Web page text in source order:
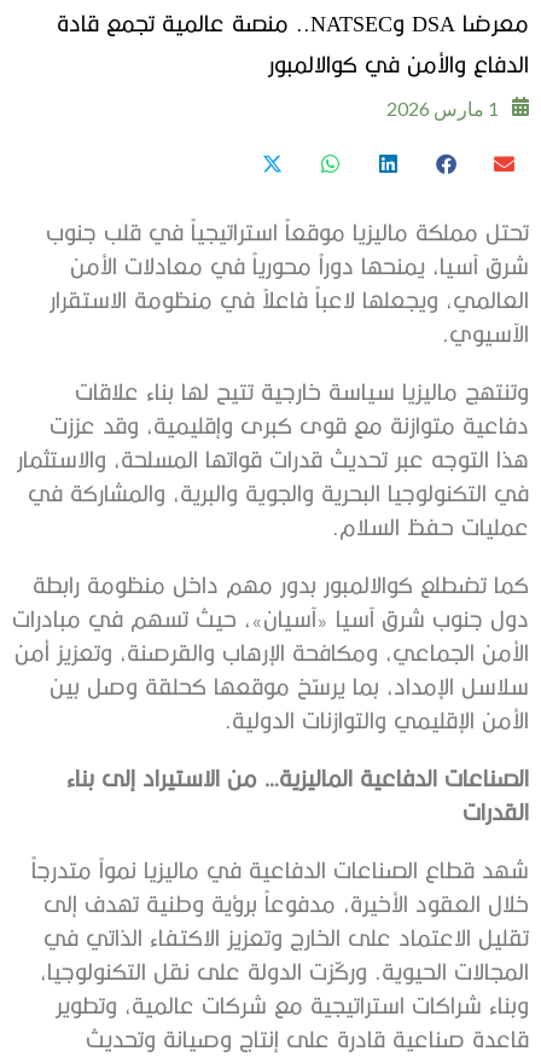
معرضا DSA وNATSEC.. منصة عالمية تجمع قادة
الدفاع والأمن في كوالالمبور
1 مارس 2026
تحتل مملكة ماليزيا موقعاً استراتيجياً في قلب جنوب
شرق آسيا، يمنحها دوراً محورياً في معادلات الأمن
العالمي، ويجعلها لاعباً فاعلاً في منظومة الاستقرار
الآسيوي.
وتنتهج ماليزيا سياسة خارجية تتيح لها بناء علاقات
دفاعية متوازنة مع قوى كبرى وإقليمية، وقد عززت
هذا التوجه عبر تحديث قدرات قواتها المسلحة، والاستثمار
في التكنولوجيا البحرية والجوية والبرية، والمشاركة في
عمليات حفظ السلام.
كما تضطلع كوالالمبور بدور مهم داخل منظومة رابطة
دول جنوب شرق آسيا «آسيان»، حيث تسهم في مبادرات
الأمن الجماعي، ومكافحة الإرهاب والقرصنة، وتعزيز أمن
سلاسل الإمداد، بما يرسّخ موقعها كحلقة وصل بين
الأمن الإقليمي والتوازنات الدولية.
الصناعات الدفاعية الماليزية… من الاستيراد إلى بناء
القدرات
شهد قطاع الصناعات الدفاعية في ماليزيا نمواً متدرجاً
خلال العقود الأخيرة، مدفوعاً برؤية وطنية تهدف إلى
تقليل الاعتماد على الخارج وتعزيز الاكتفاء الذاتي في
المجالات الحيوية. وركّزت الدولة على نقل التكنولوجيا،
وبناء شراكات استراتيجية مع شركات عالمية، وتطوير
قاعدة صناعية قادرة على إنتاج وصيانة وتحديث